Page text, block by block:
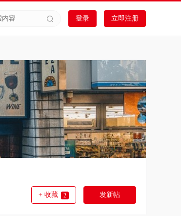
登录 立即注册
+ 收藏 2 发新帖